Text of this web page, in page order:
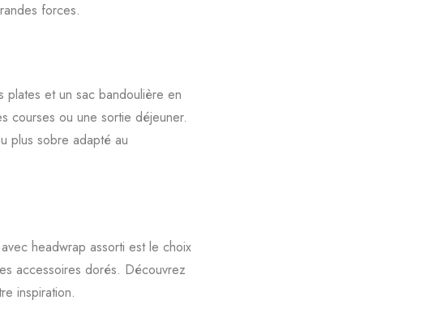
forces.
et un sac bandoulière en
courses ou une sortie déjeuner.
plus sobre adapté au
headwrap assorti est le choix
accessoires dorés. Découvrez
inspiration.